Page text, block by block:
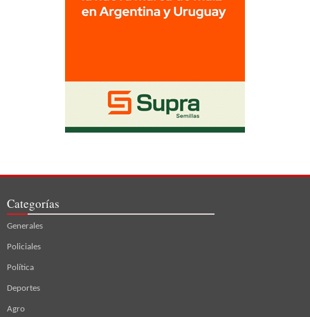
Categorías
Generales
Policiales
Política
Deportes
Agro